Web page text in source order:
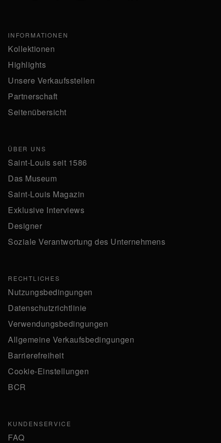
INFORMATIONEN
Kollektionen
Highlights
Unsere Verkaufsstellen
Partnerschaft
Seitenübersicht
ÜBER UNS
Saint-Louis seit 1586
Das Museum
Saint-Louis Magazin
Exklusive Interviews
Designer
Soziale Verantwortung des Unternehmens
RECHTLICHES
Nutzungsbedingungen
Datenschutzrichtlinie
Verwendungsbedingungen
Allgemeine Verkaufsbedingungen
Barrierefreiheit
Cookie-Einstellungen
BCR
KUNDENSERVICE
FAQ